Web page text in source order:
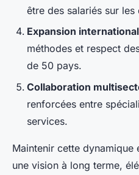
être des salariés sur les
Expansion
méthodes et respect
de 50 pays.
Collaboration
renforcées entre
services.
Maintenir cette
une vision à long terme,